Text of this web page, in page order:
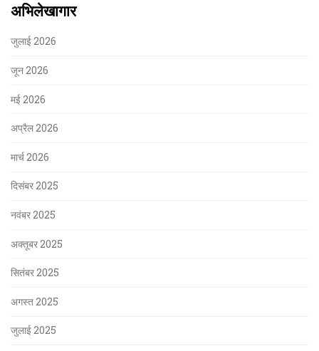
अभिलेखागार
जुलाई 2026
जून 2026
मई 2026
अप्रैल 2026
मार्च 2026
दिसंबर 2025
नवंबर 2025
अक्तूबर 2025
सितंबर 2025
अगस्त 2025
जुलाई 2025